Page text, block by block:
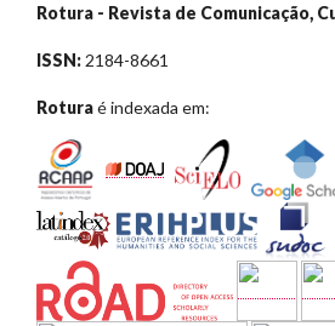
Rotura - Revista de Comunicação,
ISSN: 2184-8661
Roturaé indexada em: